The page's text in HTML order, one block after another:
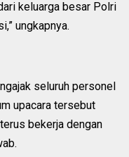
keluarga besar Polri
ungkapnya.
seluruh personel
upacara tersebut
bekerja dengan